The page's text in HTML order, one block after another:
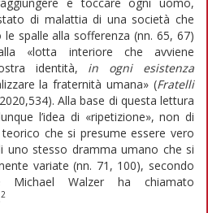
di malattia di una società che
spalle alla sofferenza (nn. 65, 67)
«lotta interiore che avviene
identità, in ogni esistenza
la fraternità umana» (Fratelli
Alla base di questa lettura
l’idea di «ripetizione», non di
che si presume essere vero
uno stesso dramma umano che si
variate (nn. 71, 100), secondo
Michael Walzer ha chiamato
2